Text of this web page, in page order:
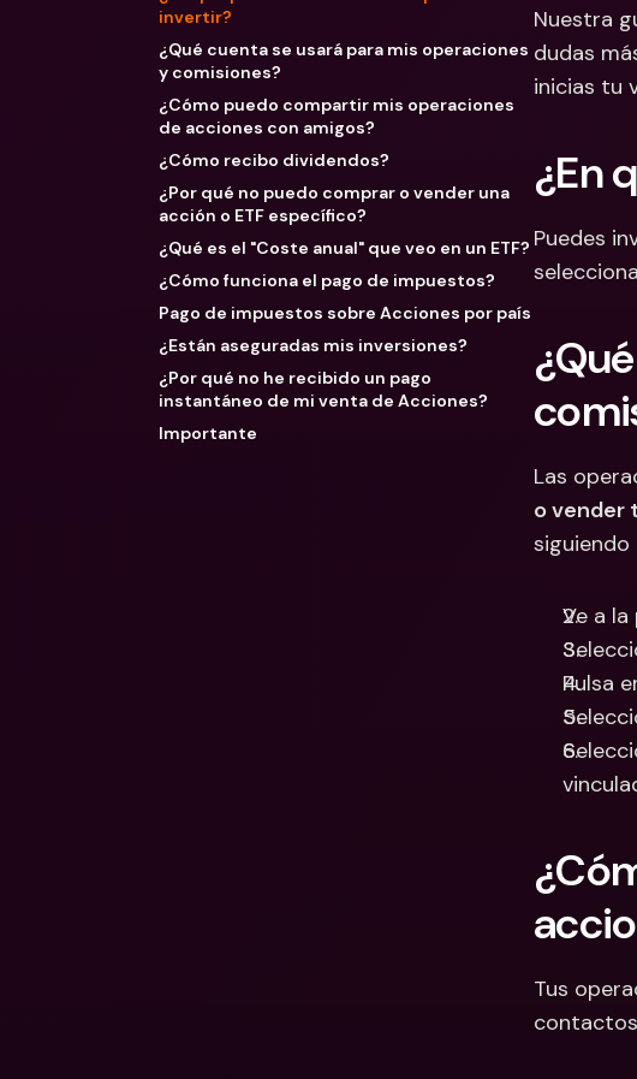
invertir?
¿Qué cuenta se usará para mis operaciones
y comisiones?
¿Cómo puedo compartir mis operaciones
de acciones con amigos?
¿Cómo recibo dividendos?
¿Por qué no puedo comprar o vender una
acción o ETF específico?
¿Qué es el "Coste anual" que veo en un ETF?
¿Cómo funciona el pago de impuestos?
Pago de impuestos sobre Acciones por país
¿Están aseguradas mis inversiones?
¿Por qué no he recibido un pago
instantáneo de mi venta de Acciones?
Importante
Nuestra
dudas
inicias tu
¿En
Puedes
Las
o vender
siguiendo
Ve a
Pulsa
Tus